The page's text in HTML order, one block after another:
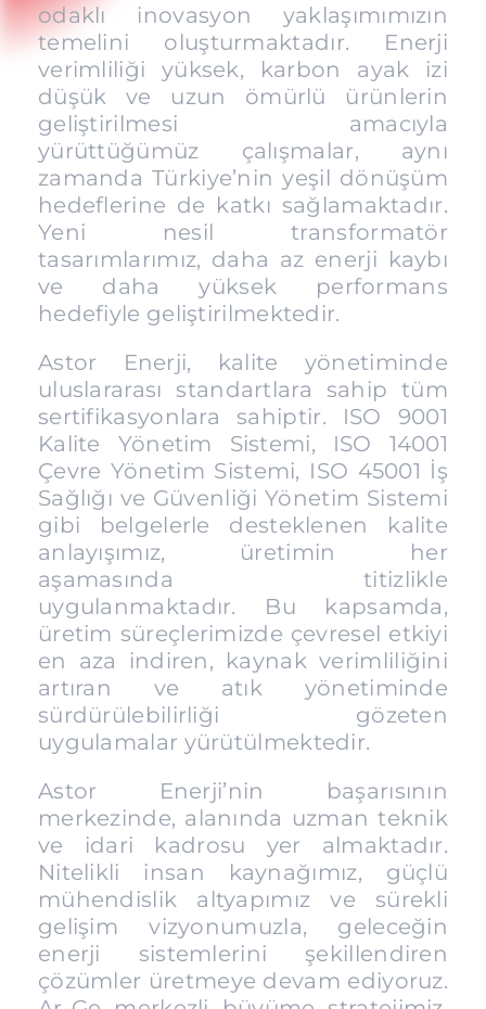
odaklı inovasyon yaklaşımımızın
temelini oluşturmaktadır. Enerji
verimliliği yüksek, karbon ayak izi
düşük ve uzun ömürlü ürünlerin
geliştirilmesi amacıyla
yürüttüğümüz çalışmalar, aynı
zamanda Türkiye’nin yeşil dönüşüm
hedeflerine de katkı sağlamaktadır.
Yeni nesil transformatör
tasarımlarımız, daha az enerji kaybı
ve daha yüksek performans
hedefiyle geliştirilmektedir.
Astor Enerji, kalite yönetiminde
uluslararası standartlara sahip tüm
sertifikasyonlara sahiptir. ISO 9001
Kalite Yönetim Sistemi, ISO 14001
Çevre Yönetim Sistemi, ISO 45001 İş
Sağlığı ve Güvenliği Yönetim Sistemi
gibi belgelerle desteklenen kalite
anlayışımız, üretimin her
aşamasında titizlikle
uygulanmaktadır. Bu kapsamda,
üretim süreçlerimizde çevresel etkiyi
en aza indiren, kaynak verimliliğini
artıran ve atık yönetiminde
sürdürülebilirliği gözeten
uygulamalar yürütülmektedir.
Astor Enerji’nin başarısının
merkezinde, alanında uzman teknik
ve idari kadrosu yer almaktadır.
Nitelikli insan kaynağımız, güçlü
mühendislik altyapımız ve sürekli
gelişim vizyonumuzla, geleceğin
enerji sistemlerini şekillendiren
çözümler üretmeye devam ediyoruz.